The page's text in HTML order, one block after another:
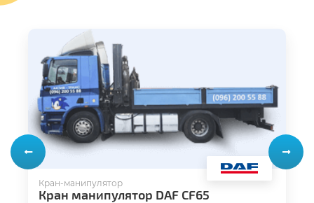
Кран-манипулятор
Кран манипулятор DAF CF65